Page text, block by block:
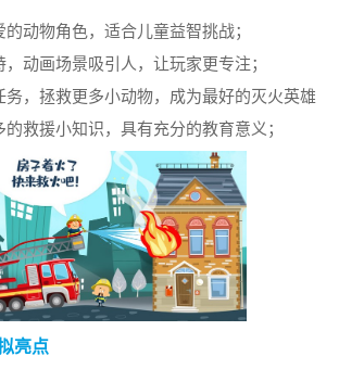
动物角色，适合儿童益智挑战；
动画场景吸引人，让玩家更专注；
务，拯救更多小动物，成为最好的灭火英雄
救援小知识，具有充分的教育意义；
亮点